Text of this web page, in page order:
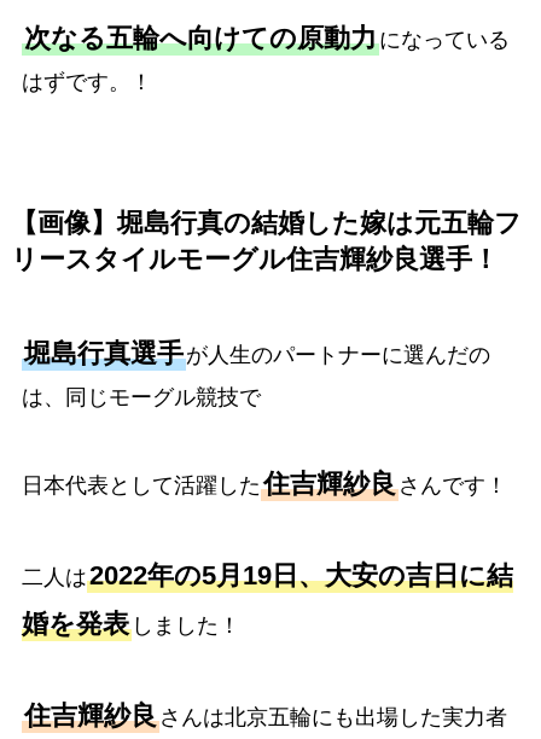
次なる五輪へ向けての原動力になっている
はずです。！
【画像】堀島行真の結婚した嫁は元五輪フ
リースタイルモーグル住吉輝紗良選手！
堀島行真選手が人生のパートナーに選んだの
は、同じモーグル競技で
日本代表として活躍した住吉輝紗良さんです！
二人は2022年の5月19日、大安の吉日に結
婚を発表しました！
住吉輝紗良さんは北京五輪にも出場した実力者